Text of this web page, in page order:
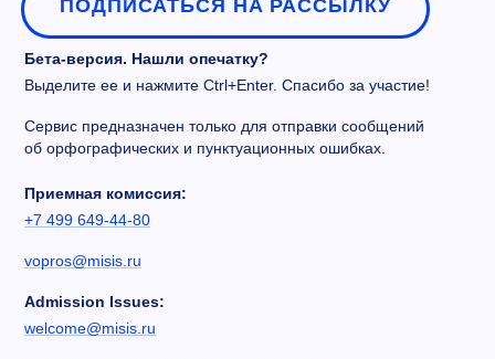
ПОДПИСАТЬСЯ НА РАССЫЛКУ
Бета-версия. Нашли опечатку?
Выделите ее и нажмите Ctrl+Enter. Спасибо за участие!
Сервис предназначен только для отправки сообщений
об орфографических и пунктуационных ошибках.
Приемная комиссия:
+7 499 649-44-80
vopros@misis.ru
Admission Issues:
welcome@misis.ru